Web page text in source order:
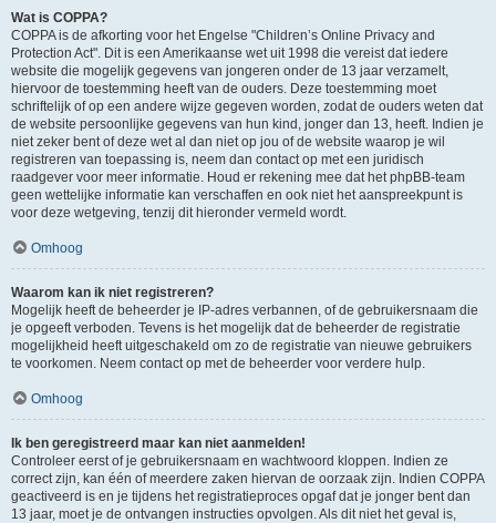
Wat is COPPA?
COPPA is de afkorting voor het Engelse "Children’s Online Privacy and
Protection Act". Dit is een Amerikaanse wet uit 1998 die vereist dat iedere
website die mogelijk gegevens van jongeren onder de 13 jaar verzamelt,
hiervoor de toestemming heeft van de ouders. Deze toestemming moet
schriftelijk of op een andere wijze gegeven worden, zodat de ouders weten dat
de website persoonlijke gegevens van hun kind, jonger dan 13, heeft. Indien je
niet zeker bent of deze wet al dan niet op jou of de website waarop je wil
registreren van toepassing is, neem dan contact op met een juridisch
raadgever voor meer informatie. Houd er rekening mee dat het phpBB-team
geen wettelijke informatie kan verschaffen en ook niet het aanspreekpunt is
voor deze wetgeving, tenzij dit hieronder vermeld wordt.
Omhoog
Waarom kan ik niet registreren?
Mogelijk heeft de beheerder je IP-adres verbannen, of de gebruikersnaam die
je opgeeft verboden. Tevens is het mogelijk dat de beheerder de registratie
mogelijkheid heeft uitgeschakeld om zo de registratie van nieuwe gebruikers
te voorkomen. Neem contact op met de beheerder voor verdere hulp.
Omhoog
Ik ben geregistreerd maar kan niet aanmelden!
Controleer eerst of je gebruikersnaam en wachtwoord kloppen. Indien ze
correct zijn, kan één of meerdere zaken hiervan de oorzaak zijn. Indien COPPA
geactiveerd is en je tijdens het registratieproces opgaf dat je jonger bent dan
13 jaar, moet je de ontvangen instructies opvolgen. Als dit niet het geval is,